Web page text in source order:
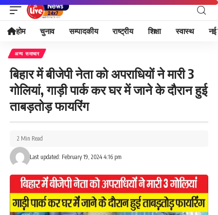
होम चुनाव सम्पादकीय राष्ट्रीय शिक्षा स्वास्थ नई
अन्य समाचार
बिहार में बीजेपी नेता को अपराधियों ने मारी 3
गोलियां, गाड़ी पार्क कर घर में जाने के दौरान हुई
ताबड़तोड़ फायरिंग
Last updated: February 19, 2024 4:16 pm
2 Min Read